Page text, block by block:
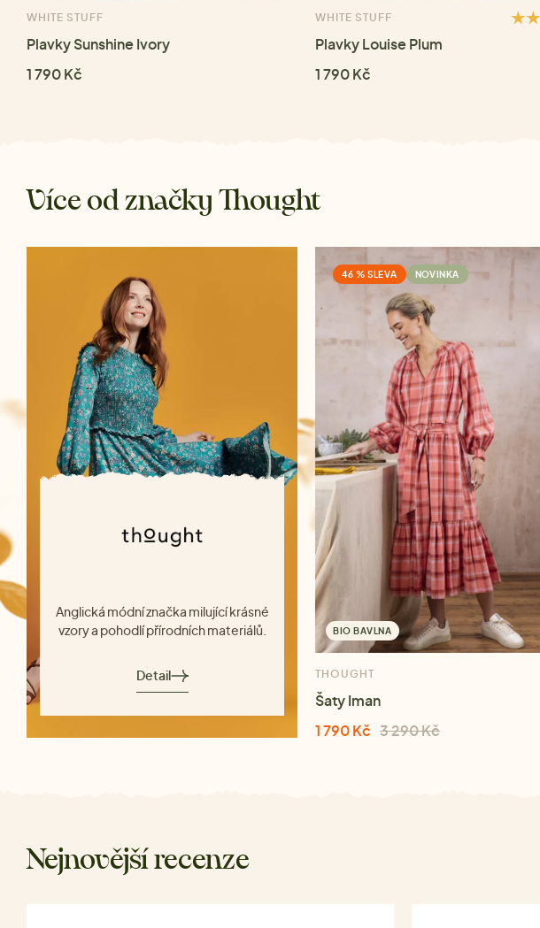
WHITE STUFF
Plavky Sunshine Ivory
1 790 Kč
WHITE STUFF
Plavky Louise Plum
1 790 Kč
Více od značky Thought
Anglická módní značka milující krásné
vzory a pohodlí přírodních materiálů.
Detail
46 % SLEVA NOVINKA
BIO BAVLNA
THOUGHT
Šaty Iman
1 790 Kč 3 290 Kč
Nejnovější recenze